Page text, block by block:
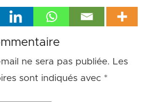
ne sera pas publiée. Les
sont indiqués avec *